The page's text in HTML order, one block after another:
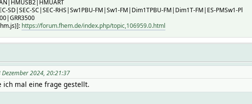
SD|SEC-SC|SEC-RHS|Sw1PBU-FM|Sw1-FM|Dim1TPBU-FM|Dim1T-FM|ES-PMSw1-Pl
https://forum.fhem.de/index.php/topic,106959.0.html
2024, 20:21:37
ich mal eine frage gestellt.